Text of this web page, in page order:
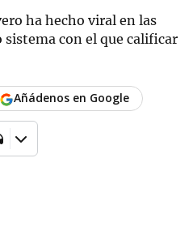
ha hecho viral en las
sistema con el que calificar
Añádenos en Google